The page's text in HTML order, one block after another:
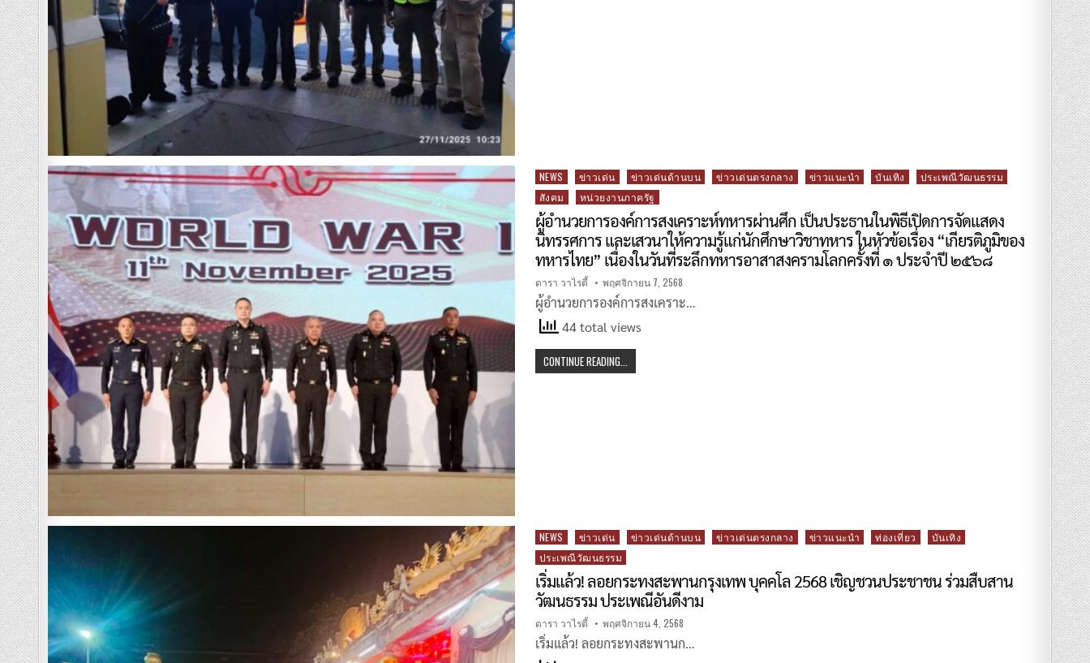
Posted
in
NEWS ข่าวเด่น ข่าวเด่นด้านบน ข่าวเด่นตรงกลาง ข่าวแนะนำ บันเทิง
ประเพณีวัฒนธรรม
สังคม
หน่วยงานภาครัฐ
ผู้อำนวยการองค์การสงเคราะห์ทหารผ่านศึก เป็นประธานในพิธีเปิดการจัดแสดง
นิทรรศการ และเสวนาให้ความรู้แก่นักศึกษาวิชาทหาร ในหัวข้อเรื่อง “เกียรติภูมิของ
ทหารไทย” เนื่องในวันที่ระลึกทหารอาสาสงครามโลกครั้งที่ ๑ ประจำปี ๒๕๖๘
ดารา วาไรตี้ พฤศจิกายน 7, 2568
ผู้อำนวยการองค์การสงเคราะ…
44 total views
CONTINUE READING...
Posted
in
NEWS ข่าวเด่น ข่าวเด่นด้านบน ข่าวเด่นตรงกลาง ข่าวแนะนำ ท่องเที่ยว
บันเทิง
ประเพณีวัฒนธรรม
เริ่มแล้ว! ลอยกระทงสะพานกรุงเทพ บุคคโล 2568 เชิญชวนประชาชน ร่วมสืบสาน
วัฒนธรรม ประเพณีอันดีงาม
ดารา วาไรตี้ พฤศจิกายน 4, 2568
เริ่มแล้ว! ลอยกระทงสะพานก…